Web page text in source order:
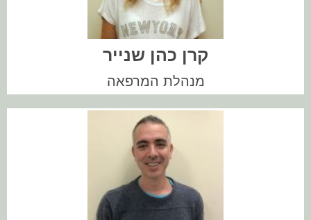
קרן כהן שנייר
מנהלת המרפאה
??